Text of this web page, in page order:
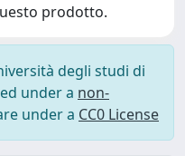
prodotto.
degli studi di
under a non-
under a CC0 License